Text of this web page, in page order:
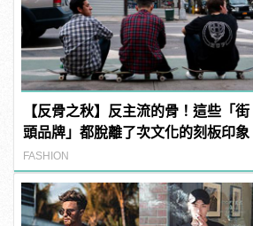
【反骨之秋】反主流的骨！這些「街
頭品牌」都脫離了次文化的刻板印象
FASHION